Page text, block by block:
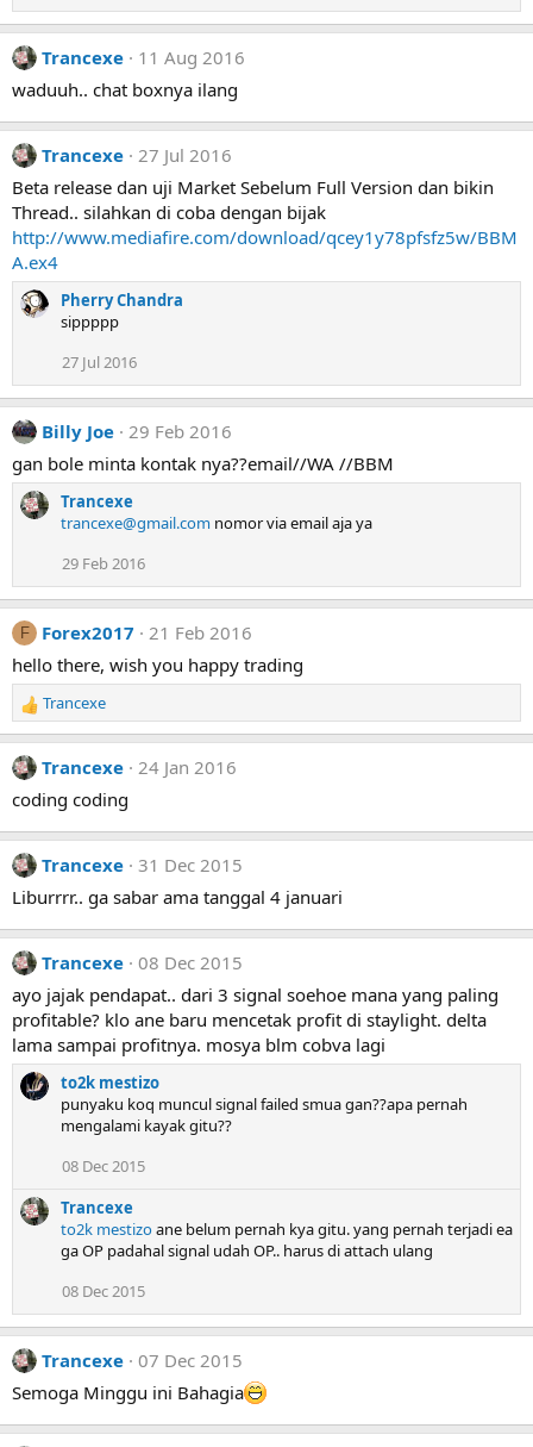
o
n
s
:
Trancexe
11 Aug 2016
waduuh.. chat boxnya ilang
Trancexe 27 Jul 2016
Beta release dan uji Market Sebelum Full Version dan bikin
Thread.. silahkan di coba dengan bijak
http://www.mediafire.com/download/qcey1y78pfsfz5w/BBM
A.ex4
Pherry Chandra
sippppp
27 Jul 2016
Billy Joe 29 Feb 2016
gan bole minta kontak nya??email//WA //BBM
Trancexe
trancexe@gmail.com nomor via email aja ya
29 Feb 2016
F Forex2017
21 Feb 2016
hello there, wish you happy trading
R
e
a
c
t
o
n
s
:
Trancexe
Trancexe 24 Jan 2016
coding coding
Trancexe 31 Dec 2015
Liburrrr.. ga sabar ama tanggal 4 januari
Trancexe 08 Dec 2015
ayo jajak pendapat.. dari 3 signal soehoe mana yang paling
profitable? klo ane baru mencetak profit di staylight. delta
lama sampai profitnya. mosya blm cobva lagi
to2k mestizo
punyaku koq muncul signal failed smua gan??apa pernah
mengalami kayak gitu??
08 Dec 2015
Trancexe
to2k mestizoane belum pernah kya gitu. yang pernah terjadi ea
ga OP padahal signal udah OP.. harus di attach ulang
08 Dec 2015
Trancexe 07 Dec 2015
Semoga Minggu ini Bahagia